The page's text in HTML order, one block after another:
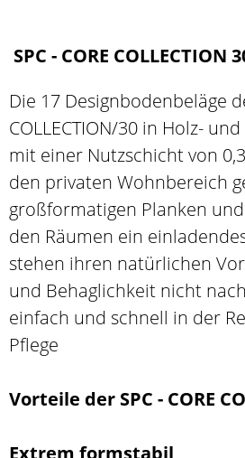
SPC - CORE COLLECTION
Die 17 Designbodenbeläge
COLLECTION/30 in Holz-
mit einer Nutzschicht von
den privaten Wohnbereich
großformatigen Planken
den Räumen ein
stehen ihren natürlichen
und Behaglichkeit nicht
einfach und schnell in der
Pflege
Vorteile der SPC - CORE